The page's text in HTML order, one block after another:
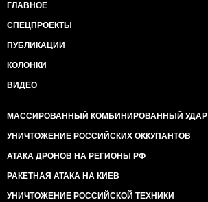
ГЛАВНОЕ
СПЕЦПРОЕКТЫ
ПУБЛИКАЦИИ
КОЛОНКИ
ВИДЕО
МАССИРОВАННЫЙ КОМБИНИРОВАННЫЙ УДАР
УНИЧТОЖЕНИЕ РОССИЙСКИХ ОККУПАНТОВ
АТАКА ДРОНОВ НА РЕГИОНЫ РФ
РАКЕТНАЯ АТАКА НА КИЕВ
УНИЧТОЖЕНИЕ РОССИЙСКОЙ ТЕХНИКИ